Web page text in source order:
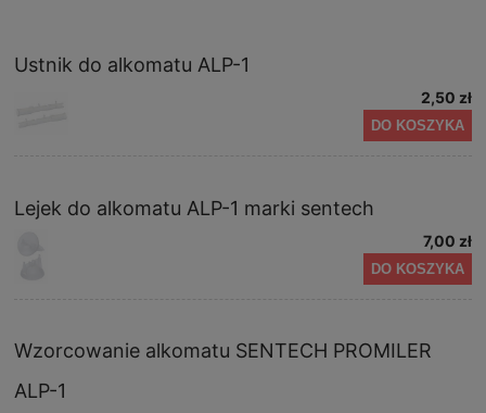
Ustnik do alkomatu ALP-1
2,50 zł
DO KOSZYKA
Lejek do alkomatu ALP-1 marki sentech
7,00 zł
DO KOSZYKA
Wzorcowanie alkomatu SENTECH PROMILER
ALP-1